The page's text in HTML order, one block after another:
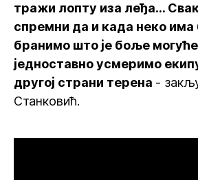
тражи лопту иза леђа...
спремни да и када неко има
бранимо што је боље
једноставно усмеримо
другој страни терена -
Станковић.